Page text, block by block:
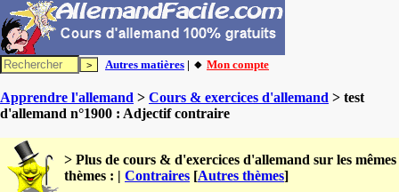
Autres matières | 🔸 Mon compte
Apprendre l'allemand > Cours & exercices d'allemand > test
d'allemand n°1900 : Adjectif contraire
> Plus de cours & d'exercices d'allemand sur les mêmes
thèmes : | Contraires [Autres thèmes]